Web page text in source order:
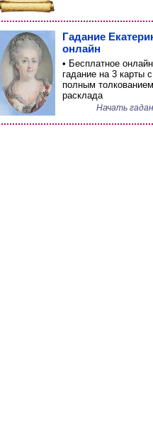
Гадание
онлайн
• Бесплатное
гадание на 3 карты с
полным толкованием
расклада
Начать